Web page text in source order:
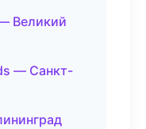
Великий
— Санкт-